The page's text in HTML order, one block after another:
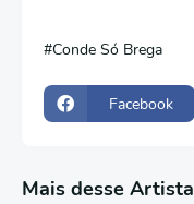
Conde Só Brega
Facebook
Mais desse Artista